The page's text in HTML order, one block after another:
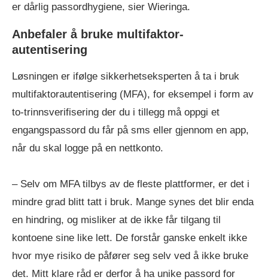
er dårlig passordhygiene, sier Wieringa.
Anbefaler å bruke multifaktor-
autentisering
Løsningen er ifølge sikkerhetseksperten å ta i bruk
multifaktorautentisering (MFA), for eksempel i form av
to-trinnsverifisering der du i tillegg må oppgi et
engangspassord du får på sms eller gjennom en app,
når du skal logge på en nettkonto.
– Selv om MFA tilbys av de fleste plattformer, er det i
mindre grad blitt tatt i bruk. Mange synes det blir enda
en hindring, og misliker at de ikke får tilgang til
kontoene sine like lett. De forstår ganske enkelt ikke
hvor mye risiko de påfører seg selv ved å ikke bruke
det. Mitt klare råd er derfor å ha unike passord for